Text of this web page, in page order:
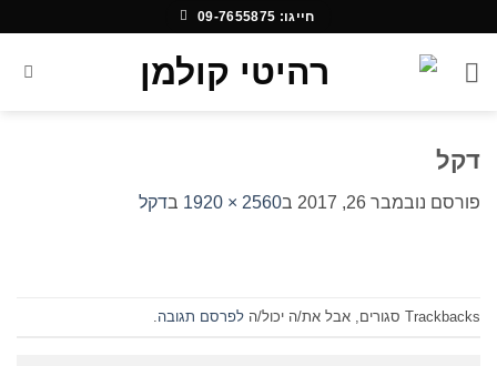
content
חייגו: 09-7655875
דקל
פורסם נובמבר 26, 2017 ב2560 × 1920 בדקל
Trackbacks סגורים, אבל את/ה יכול/ה לפרסם תגובה